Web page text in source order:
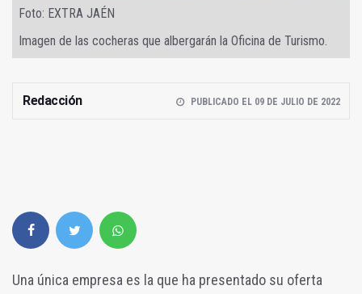
Foto: EXTRA JAÉN
Imagen de las cocheras que albergarán la Oficina de Turismo.
Redacción PUBLICADO EL 09 DE JULIO DE 2022
Una única empresa es la que ha presentado su oferta